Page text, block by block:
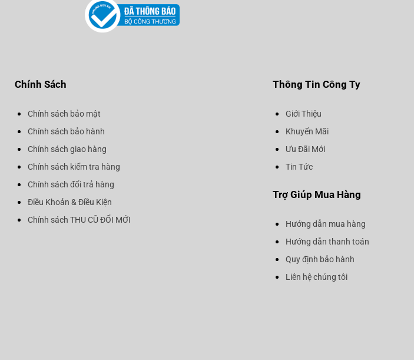
Chính Sách
Chính sách bảo mật
Chính sách bảo hành
Chính sách giao hàng
Chính sách kiểm tra hàng
Chính sách đổi trả hàng
Điều Khoản & Điều Kiện
Chính sách THU CŨ ĐỔI MỚI
Thông Tin Công Ty
Giới Thiệu
Khuyến Mãi
Ưu Đãi Mới
Tin Tức
Trợ Giúp Mua Hàng
Hướng dẫn mua hàng
Hướng dẫn thanh toán
Quy định bảo hành
Liên hệ chúng tôi